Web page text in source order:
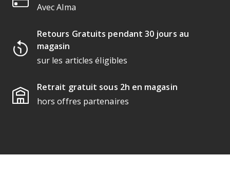
Avec Alma
Retours Gratuits pendant 30 jours au
magasin
sur les articles éligibles
Retrait gratuit sous 2h en magasin
hors offres partenaires